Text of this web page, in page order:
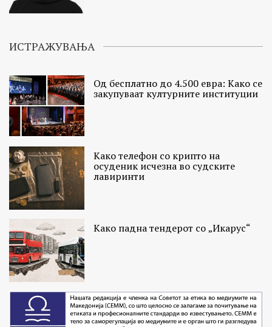
ИСТРАЖУВАЊА
Од бесплатно до 4.500 евра: Како се
закупуваат културните институции
Како телефон со крипто на
осуденик исчезна во судските
лавиринти
Како падна тендерот со „Икарус“